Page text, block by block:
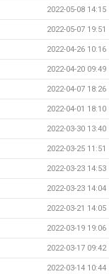
2022-05-08 14:15
2022-05-07 19:51
2022-04-26 10:16
2022-04-20 09:49
2022-04-07 18:26
2022-04-01 18:10
2022-03-30 13:40
2022-03-25 11:51
2022-03-23 14:53
2022-03-23 14:04
2022-03-21 14:05
2022-03-19 19:06
2022-03-17 09:42
2022-03-14 10:44